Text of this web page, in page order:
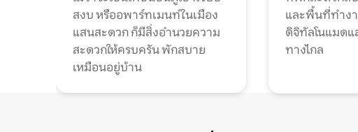
สงบ หรืออพาร์ทเมนท์ในเมือง
แสนสะดวก ก็มีสิ่งอำนวยความ
สะดวกให้ครบครัน พักสบาย
เหมือนอยู่บ้าน
และพื้นที่ทำง
ดิจิทัลโนแมด
ทางไกล